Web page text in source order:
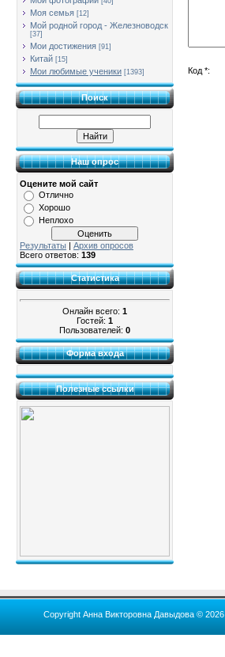
Моя семья [12]
Мой родной город - Железноводск
[37]
Мои достижения [91]
Китай [15]
Мои любимые ученики [1393]
Поиск
Наш опрос
Оцените мой сайт
Отлично
Хорошо
Неплохо
Результаты | Архив опросов
Всего ответов: 139
Статистика
Онлайн всего: 1
Гостей: 1
Пользователей: 0
Форма входа
Полезные ссылки
Код *:
Copyright Анна Викторовна Давыдова © 2026